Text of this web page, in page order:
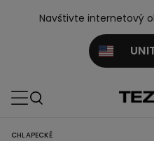
Navštivte internetový
CHLAPECKÉ